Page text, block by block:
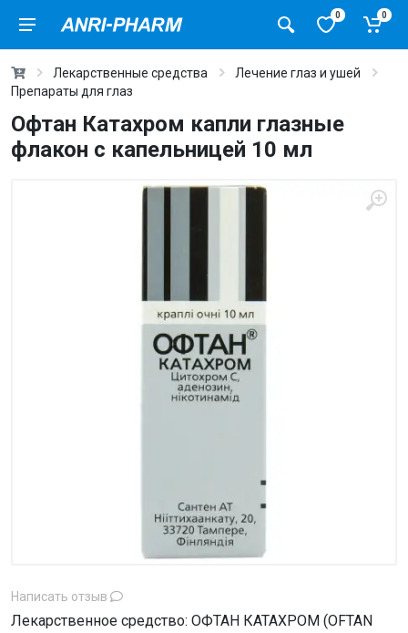
0 0
Лекарственные средства
Лечение глаз и ушей
Препараты для глаз
Офтан Катахром капли глазные
флакон с капельницей 10 мл
Написать отзыв
Лекарственное средство: ОФТАН КАТАХРОМ (OFTAN